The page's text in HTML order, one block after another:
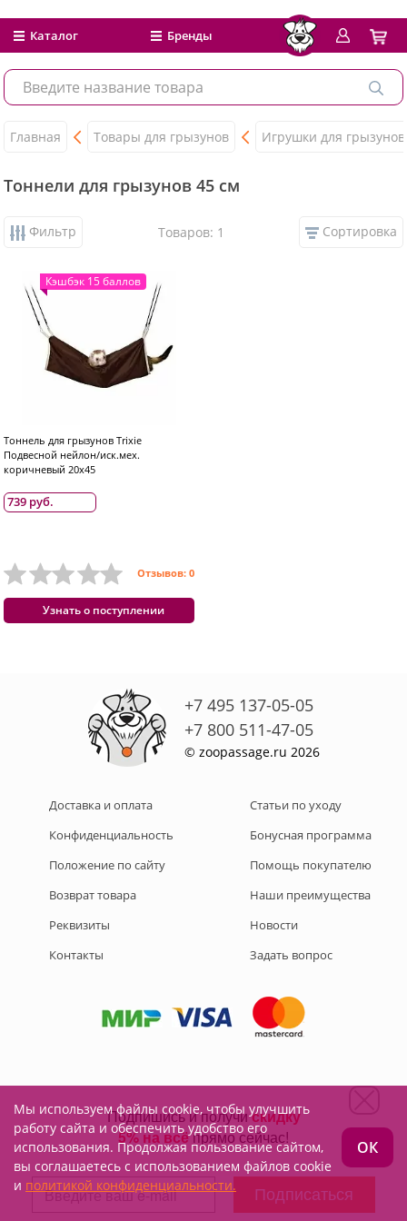
Каталог Бренды
Главная Товары для грызунов Игрушки для грызунов
Тоннели для грызунов 45 см
Фильтр Товаров: 1 Сортировка
Кэшбэк 15 баллов
Тоннель для грызунов Trixie
Подвесной нейлон/иск.мех.
коричневый 20x45
739 руб.
Отзывов: 0
Узнать о поступлении
+7 495 137-05-05
+7 800 511-47-05
© zoopassage.ru 2026
Доставка и оплата
Конфиденциальность
Положение по сайту
Возврат товара
Реквизиты
Контакты
Статьи по уходу
Бонусная программа
Помощь покупателю
Наши преимущества
Новости
Задать вопрос
Подписывайтесь на нас:
Мы используем файлы cookie, чтобы улучшить
работу сайта и обеспечить удобство его
использования. Продолжая пользование сайтом,
вы соглашаетесь с использованием файлов cookie
и политикой конфиденциальности.
ОК